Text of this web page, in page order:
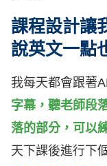
課程設計讓
說英文一點
我每天都會跟著
字幕，聽老師段
落的部分，可以
天下課後進行下